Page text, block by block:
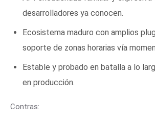
desarrolladores ya conocen.
Ecosistema maduro con amplios
soporte de zonas horarias vía
Estable y probado en batalla a lo
en producción.
Contras: